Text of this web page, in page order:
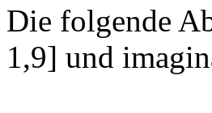
Die folgende
1,9] und